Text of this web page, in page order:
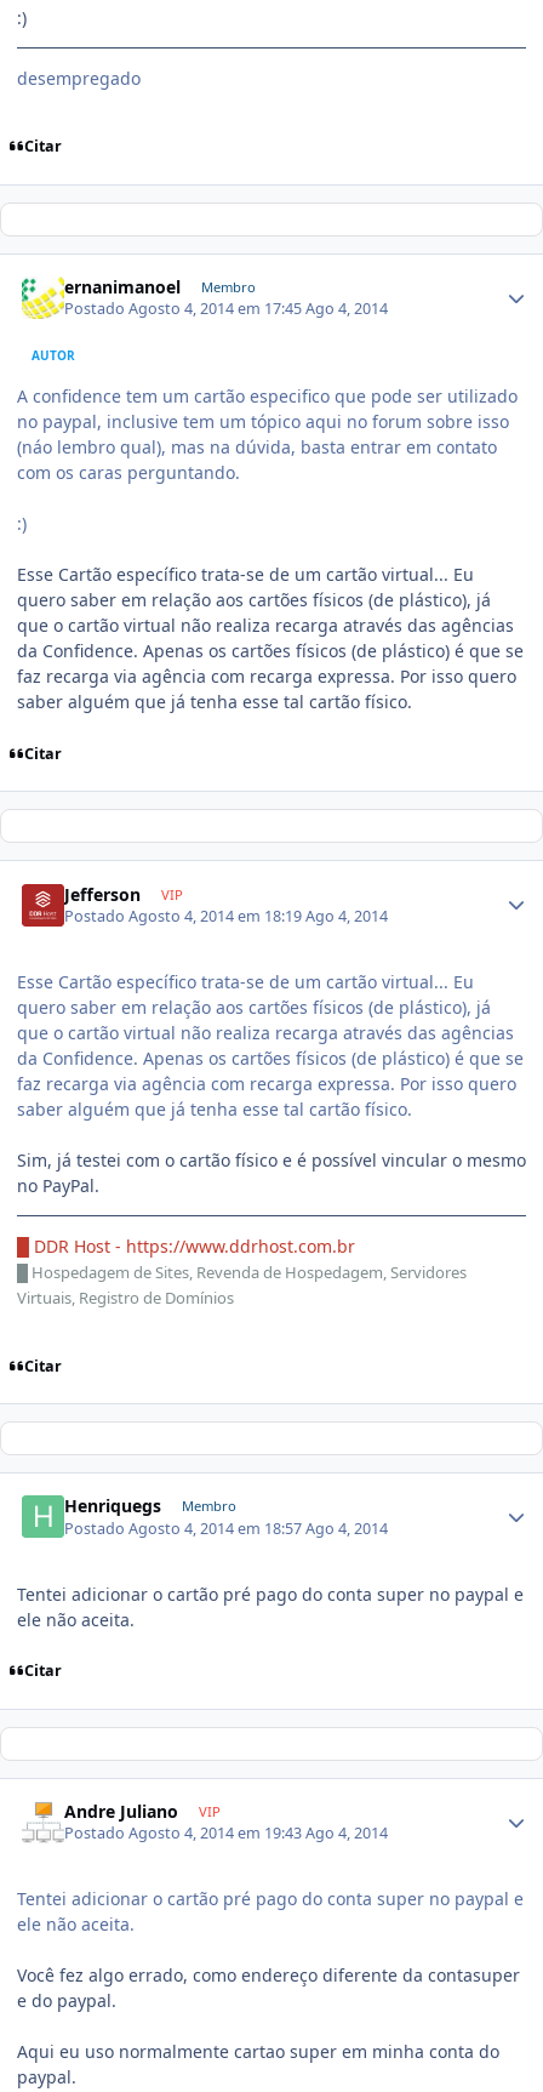
:)
desempregado
Citar
ernanimanoel Membro
PostadoAgosto 4, 2014 em 17:45Ago 4, 2014
AUTOR
A confidence tem um cartão especifico que pode ser utilizado
no paypal, inclusive tem um tópico aqui no forum sobre isso
(náo lembro qual), mas na dúvida, basta entrar em contato
com os caras perguntando.
:)
Esse Cartão específico trata-se de um cartão virtual... Eu
quero saber em relação aos cartões físicos (de plástico), já
que o cartão virtual não realiza recarga através das agências
da Confidence. Apenas os cartões físicos (de plástico) é que se
faz recarga via agência com recarga expressa. Por isso quero
saber alguém que já tenha esse tal cartão físico.
Citar
Jefferson VIP
PostadoAgosto 4, 2014 em 18:19Ago 4, 2014
Esse Cartão específico trata-se de um cartão virtual... Eu
quero saber em relação aos cartões físicos (de plástico), já
que o cartão virtual não realiza recarga através das agências
da Confidence. Apenas os cartões físicos (de plástico) é que se
faz recarga via agência com recarga expressa. Por isso quero
saber alguém que já tenha esse tal cartão físico.
Sim, já testei com o cartão físico e é possível vincular o mesmo
no PayPal.
█ DDR Host - https://www.ddrhost.com.br
Hospedagem de Sites, Revenda de Hospedagem, Servidores
Virtuais, Registro de Domínios
Citar
Henriquegs Membro
PostadoAgosto 4, 2014 em 18:57Ago 4, 2014
Tentei adicionar o cartão pré pago do conta super no paypal e
ele não aceita.
Citar
Andre Juliano VIP
PostadoAgosto 4, 2014 em 19:43Ago 4, 2014
Tentei adicionar o cartão pré pago do conta super no paypal e
ele não aceita.
Você fez algo errado, como endereço diferente da contasuper
e do paypal.
Aqui eu uso normalmente cartao super em minha conta do
paypal.